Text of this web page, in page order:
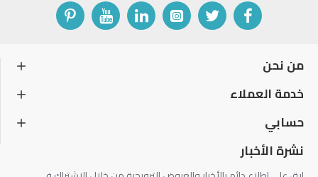
من نحن
خدمة العملاء
حسابي
نشرة الأخبار